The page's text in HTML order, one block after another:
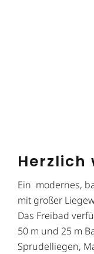
Herzlich
Ein modernes,
mit großer
Das Freibad
50 m und 25 m
Sprudelliegen,